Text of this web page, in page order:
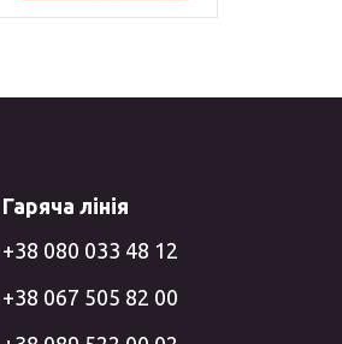
Гаряча лінія
+38 080 033 48 12
+38 067 505 82 00